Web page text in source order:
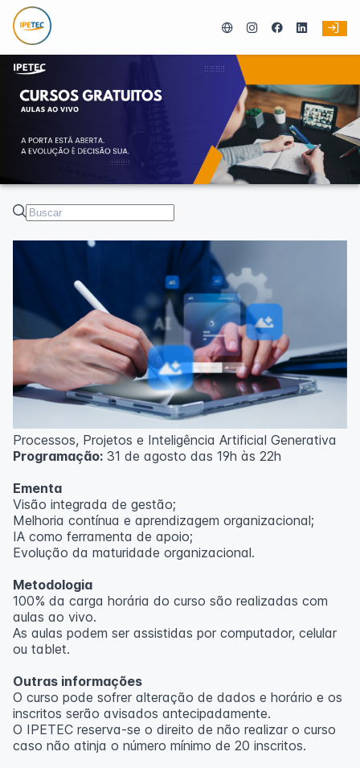
Processos, Projetos e Inteligência Artificial Generativa
Programação: 31 de agosto das 19h às 22h
Ementa
Visão integrada de gestão;
Melhoria contínua e aprendizagem organizacional;
IA como ferramenta de apoio;
Evolução da maturidade organizacional.
Metodologia
100% da carga horária do curso são realizadas com
aulas ao vivo.
As aulas podem ser assistidas por computador, celular
ou tablet.
Outras informações
O curso pode sofrer alteração de dados e horário e os
inscritos serão avisados ​​antecipadamente.
O IPETEC reserva-se o direito de não realizar o curso
caso não atinja o número mínimo de 20 inscritos.